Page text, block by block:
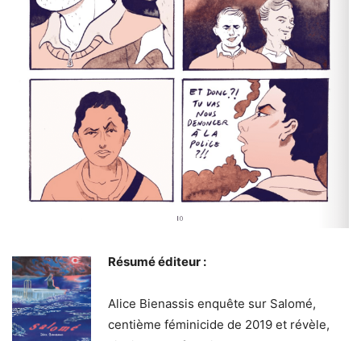
Résumé éditeur :
Alice Bienassis enquête sur Salomé,
centième féminicide de 2019 et révèle,